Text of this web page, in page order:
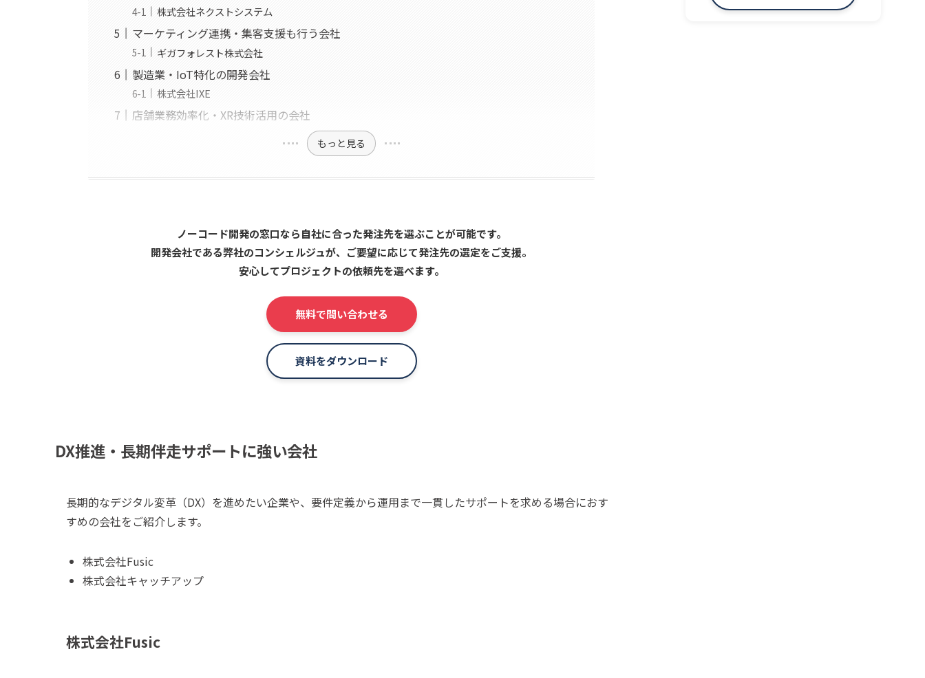
株式会社ネクストシステム
マーケティング連携・集客支援も行う会社
ギガフォレスト株式会社
製造業・IoT特化の開発会社
株式会社IXE
店舗業務効率化・XR技術活用の会社
もっと見る
ノーコード開発の窓口なら自社に合った発注先を選ぶことが可能です。
開発会社である弊社のコンシェルジュが、ご要望に応じて発注先の選定をご支援。
安心してプロジェクトの依頼先を選べます。
無料で問い合わせる
資料をダウンロード
DX推進・長期伴走サポートに強い会社
長期的なデジタル変革（DX）を進めたい企業や、要件定義から運用まで一貫したサポートを求める場合におす
すめの会社をご紹介します。
株式会社Fusic
株式会社キャッチアップ
株式会社Fusic